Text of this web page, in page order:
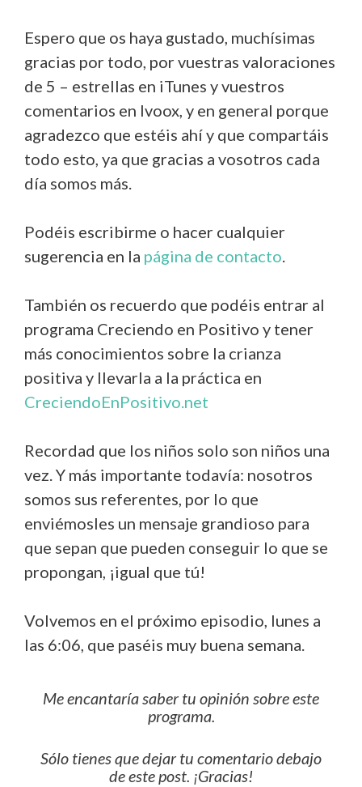
Espero que os haya gustado, muchísimas
gracias por todo, por vuestras valoraciones
de 5 – estrellas en iTunes y vuestros
comentarios en Ivoox, y en general porque
agradezco que estéis ahí y que compartáis
todo esto, ya que gracias a vosotros cada
día somos más.
Podéis escribirme o hacer cualquier
sugerencia en la página de contacto.
También os recuerdo que podéis entrar al
programa Creciendo en Positivo y tener
más conocimientos sobre la crianza
positiva y llevarla a la práctica en
CreciendoEnPositivo.net
Recordad que los niños solo son niños una
vez. Y más importante todavía: nosotros
somos sus referentes, por lo que
enviémosles un mensaje grandioso para
que sepan que pueden conseguir lo que se
propongan, ¡igual que tú!
Volvemos en el próximo episodio, lunes a
las 6:06, que paséis muy buena semana.
Me encantaría saber tu opinión sobre este
programa.
Sólo tienes que dejar tu comentario debajo
de este post. ¡Gracias!